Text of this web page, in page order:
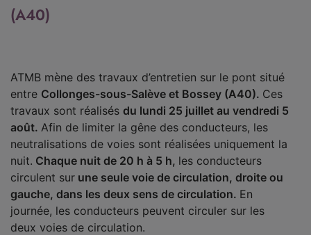
(A40)
ATMB mène des travaux d’entretien sur le pont situé
entre Collonges-sous-Salève et Bossey (A40). Ces
travaux sont réalisés du lundi 25 juillet au vendredi 5
août. Afin de limiter la gêne des conducteurs, les
neutralisations de voies sont réalisées uniquement la
nuit. Chaque nuit de 20 h à 5 h, les conducteurs
circulent sur une seule voie de circulation, droite ou
gauche, dans les deux sens de circulation. En
journée, les conducteurs peuvent circuler sur les
deux voies de circulation.